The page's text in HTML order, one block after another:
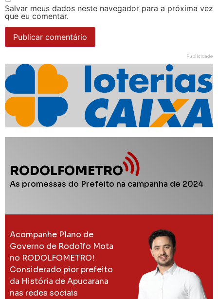
Salvar meus dados neste navegador para a próxima vez
que eu comentar.
Publicidade
RODOLFOMETRO
As promessas do Prefeito na campanha de 2024
Acompanhe Plano de
Governo de Rodolfo Mota
no RODOLFOMETRO!
Considerado pior prefeito
da História de Apucarana
nas redes sociais